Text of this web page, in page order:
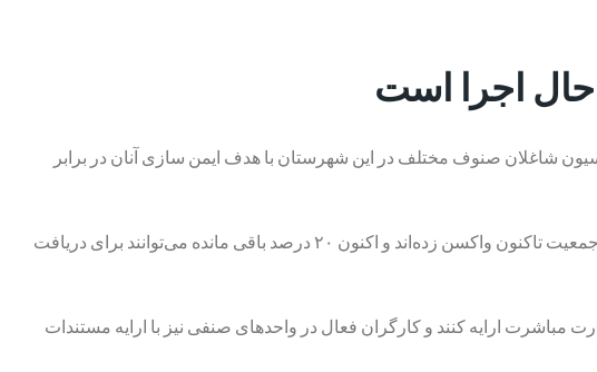
حال اجرا است
۱۶ هزار واحد صنفی در شهرستان افزود: واکسیناسیون شاغلان صنوف مختلف در این شهرستان با هدف ایمن سازی آنان در برابر
وی اظهار داشت: حدود ۲۰ هزار نفر در واحدهای صنفی مشغول فعالیت هستند که طبق اعلام گروه‌های سنی حدود ۸۰ درصد این جمعیت تاکنون واکسن زده‌اند و اکنون ۲۰ درصد باقی مانده می‌توانند برای دریافت
ارایه کنند و کارگران فعال در واحدهای صنفی نیز با ارایه مستندات